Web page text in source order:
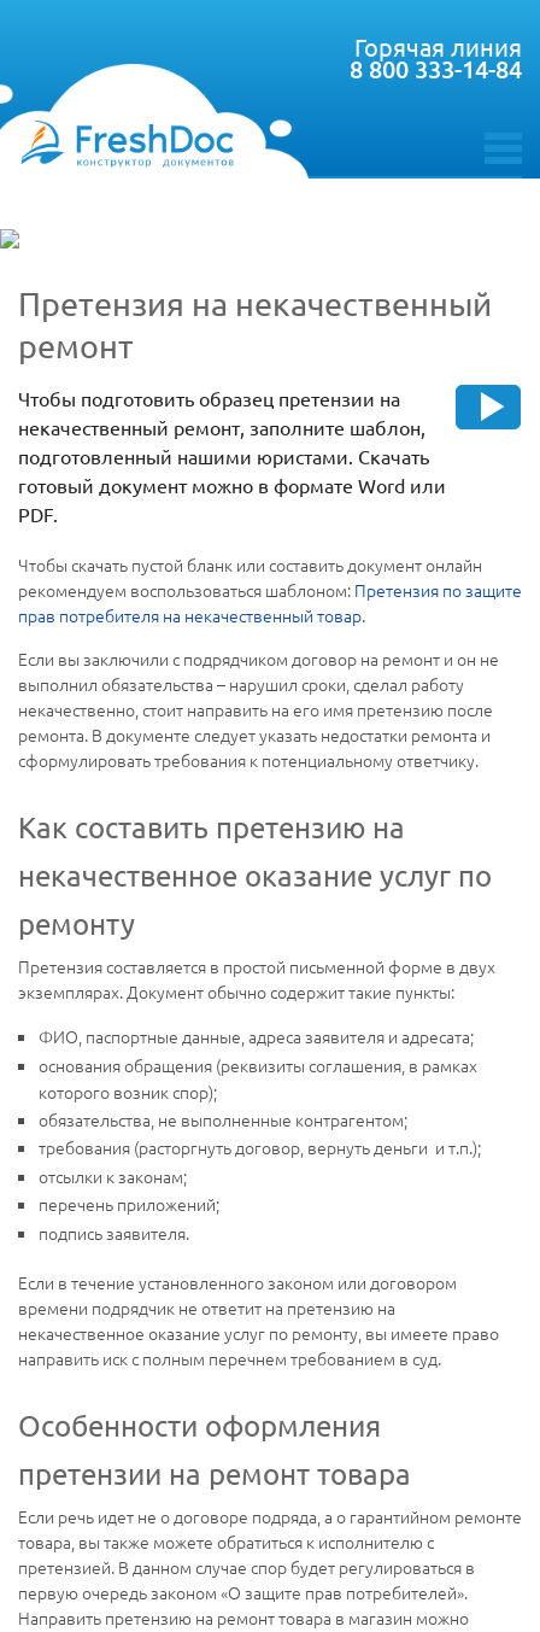
toggle
Горячая линия
8 800 333-14-84
Претензия на некачественный
ремонт
Чтобы подготовить образец претензии на
некачественный ремонт, заполните шаблон,
подготовленный нашими юристами. Скачать
готовый документ можно в формате Word или
PDF.
Чтобы скачать пустой бланк или составить документ онлайн
рекомендуем воспользоваться шаблоном: Претензия по защите
прав потребителя на некачественный товар.
Если вы заключили с подрядчиком договор на ремонт и он не
выполнил обязательства – нарушил сроки, сделал работу
некачественно, стоит направить на его имя претензию после
ремонта. В документе следует указать недостатки ремонта и
сформулировать требования к потенциальному ответчику.
Как составить претензию на
некачественное оказание услуг по
ремонту
Претензия составляется в простой письменной форме в двух
экземплярах. Документ обычно содержит такие пункты:
ФИО, паспортные данные, адреса заявителя и адресата;
основания обращения (реквизиты соглашения, в рамках
которого возник спор);
обязательства, не выполненные контрагентом;
требования (расторгнуть договор, вернуть деньги и т.п.);
отсылки к законам;
перечень приложений;
подпись заявителя.
Если в течение установленного законом или договором
времени подрядчик не ответит на претензию на
некачественное оказание услуг по ремонту, вы имеете право
направить иск с полным перечнем требованием в суд.
Особенности оформления
претензии на ремонт товара
Если речь идет не о договоре подряда, а о гарантийном ремонте
товара, вы также можете обратиться к исполнителю с
претензией. В данном случае спор будет регулироваться в
первую очередь законом «О защите прав потребителей».
Направить претензию на ремонт товара в магазин можно